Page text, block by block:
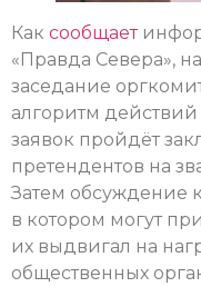
Как сообщает
«Правда Севера»,
заседание
алгоритм
заявок пройдёт
претендентов на
Затем обсуждение
в котором могут
их выдвигал на
общественных